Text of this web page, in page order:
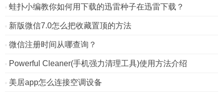
蛙扑小编教你如何用下载的迅雷种子在迅雷下载？
新版微信7.0怎么把收藏置顶的方法
微信注册时间从哪查询？
Powerful Cleaner(手机强力清理工具)使用方法介绍
美居app怎么连接空调设备